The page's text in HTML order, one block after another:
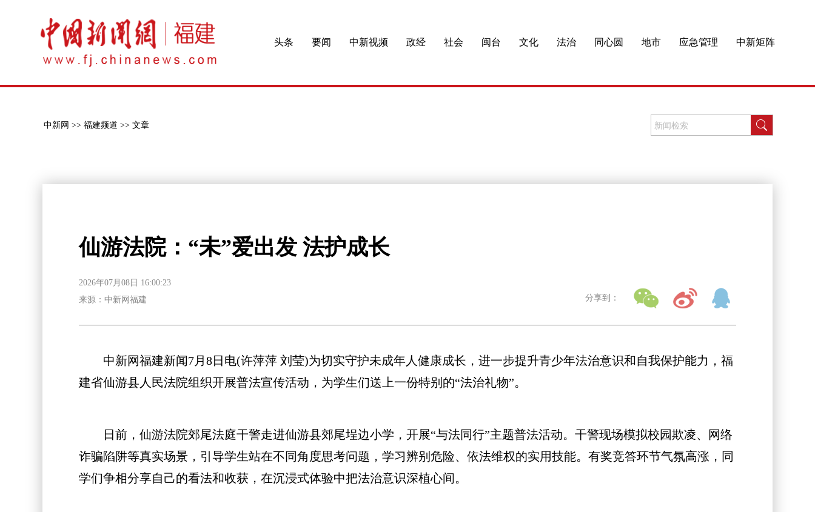
头条 要闻 中新视频 政经 社会 闽台 文化 法治 同心圆 地市 应急管理 中新矩阵
中新网 >> 福建频道 >> 文章
仙游法院：“未”爱出发 法护成长
2026年07月08日 16:00:23
来源：中新网福建
分享到：
中新网福建新闻7月8日电(许萍萍 刘莹)为切实守护未成年人健康成长，进一步提升青少年法治意识和自我保护能力，福
建省仙游县人民法院组织开展普法宣传活动，为学生们送上一份特别的“法治礼物”。
日前，仙游法院郊尾法庭干警走进仙游县郊尾埕边小学，开展“与法同行”主题普法活动。干警现场模拟校园欺凌、网络
诈骗陷阱等真实场景，引导学生站在不同角度思考问题，学习辨别危险、依法维权的实用技能。有奖竞答环节气氛高涨，同
学们争相分享自己的看法和收获，在沉浸式体验中把法治意识深植心间。